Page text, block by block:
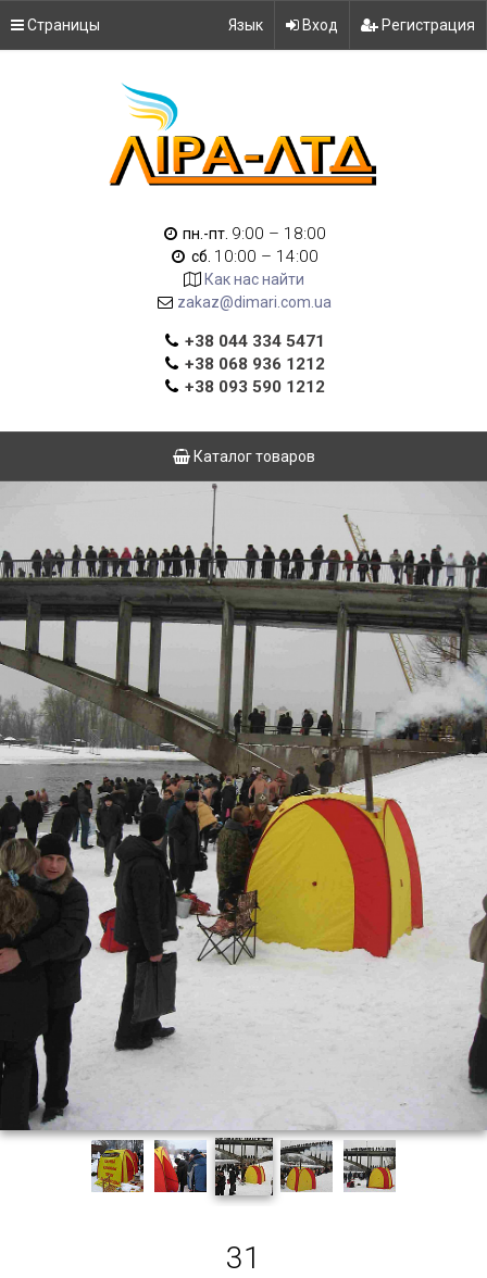
Страницы Язык Вход Регистрация
пн.-пт. 9:00 – 18:00
сб. 10:00 – 14:00
Как нас найти
zakaz@dimari.com.ua
+38 044 334 5471
+38 068 936 1212
+38 093 590 1212
Каталог товаров
31